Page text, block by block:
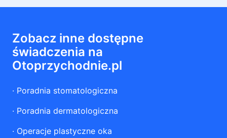
Zobacz inne dostępne
świadczenia na
Otoprzychodnie.pl
· Poradnia stomatologiczna
· Poradnia dermatologiczna
· Operacje plastyczne oka